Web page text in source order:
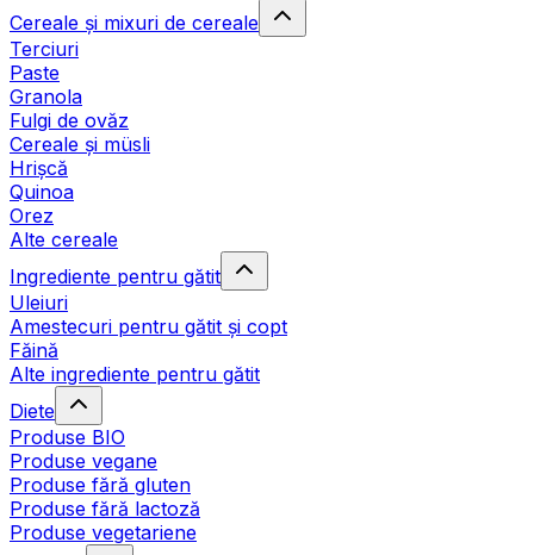
Cereale și mixuri de cereale
Terciuri
Paste
Granola
Fulgi de ovăz
Cereale și müsli
Hrișcă
Quinoa
Orez
Alte cereale
Ingrediente pentru gătit
Uleiuri
Amestecuri pentru gătit și copt
Făină
Alte ingrediente pentru gătit
Diete
Produse BIO
Produse vegane
Produse fără gluten
Produse fără lactoză
Produse vegetariene